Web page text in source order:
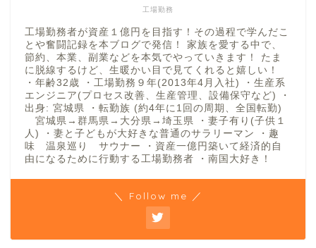
工場勤務
工場勤務者が資産１億円を目指す！その過程で学んだこ
とや奮闘記録を本ブログで発信！ 家族を愛する中で、
節約、本業、副業などを本気でやっていきます！ たま
に脱線するけど、生暖かい目で見てくれると嬉しい！
・年齢32歳 ・工場勤務９年(2013年4月入社) ・生産系
エンジニア(プロセス改善、生産管理、設備保守など) ・
出身: 宮城県 ・転勤族 (約4年に1回の周期、全国転勤)
宮城県→群馬県→大分県→埼玉県 ・妻子有り(子供１
人) ・妻と子どもが大好きな普通のサラリーマン ・趣
味 温泉巡り サウナー ・資産一億円築いて経済的自
由になるために行動する工場勤務者 ・南国大好き！
＼ Follow me ／